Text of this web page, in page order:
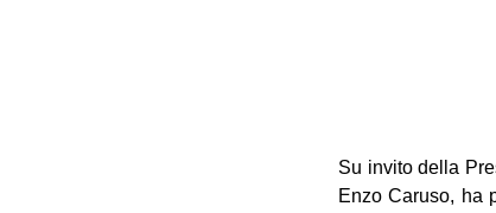
Su invito della
Enzo Caruso, ha